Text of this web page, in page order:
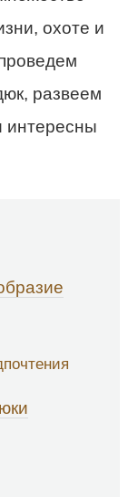
охоте и
развеем
интересны